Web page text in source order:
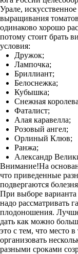
Урале,
выращивания
одинаково хорошо
потому стоит брать
условия:
Дружок;
Лампочка;
Бриллиант;
Белоснежка;
Кубышка;
Снежная
Фаталист;
Алая каравелла;
Розовый ангел;
Орлиный Клюв;
Ранжа;
Александр
Внимание!На
что приведенные
подвергаются
При выборе
надо рассматривать
плодоношения.
дать как можно
это с тем, что место
организовать
разными сроками